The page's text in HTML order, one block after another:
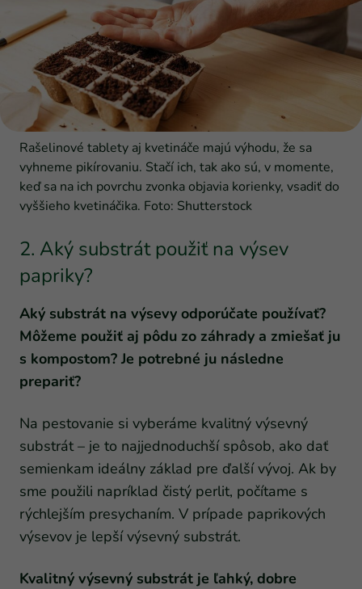
Rašelinové tablety aj kvetináče majú výhodu, že sa
vyhneme pikírovaniu. Stačí ich, tak ako sú, v momente,
keď sa na ich povrchu zvonka objavia korienky, vsadiť do
vyššieho kvetináčika. Foto: Shutterstock
2. Aký substrát použiť na výsev
papriky?
Aký substrát na výsevy odporúčate používať?
Môžeme použiť aj pôdu zo záhrady a zmiešať ju
s kompostom? Je potrebné ju následne
prepariť?
Na pestovanie si vyberáme kvalitný výsevný
substrát – je to najjednoduchší spôsob, ako dať
semienkam ideálny základ pre ďalší vývoj. Ak by
sme použili napríklad čistý perlit, počítame s
rýchlejším presychaním. V prípade paprikových
výsevov je lepší výsevný substrát.
Kvalitný výsevný substrát je ľahký, dobre